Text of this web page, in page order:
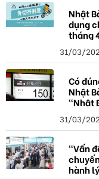
a
Nhật
dụng
tháng
31/03/
Có
Nhật
"Nhật
31/03/
"Vấn
hành